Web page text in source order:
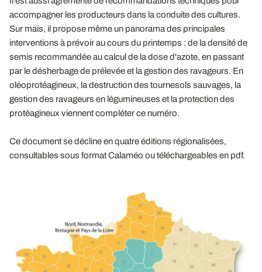
accompagner les producteurs dans la conduite des cultures.
Sur maïs, il propose même un panorama des principales
interventions à prévoir au cours du printemps : de la densité de
semis recommandée au calcul de la dose d'azote, en passant
par le désherbage de prélevée et la gestion des ravageurs. En
oléoprotéagineux, la destruction des tournesols sauvages, la
gestion des ravageurs en légumineuses et la protection des
protéagineux viennent compléter ce numéro.
Ce document se décline en quatre éditions régionalisées,
consultables sous format Calaméo ou téléchargeables en pdf.